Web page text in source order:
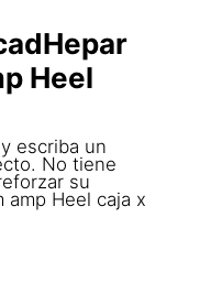
Heel
escriba un
No tiene
su
amp Heel caja x